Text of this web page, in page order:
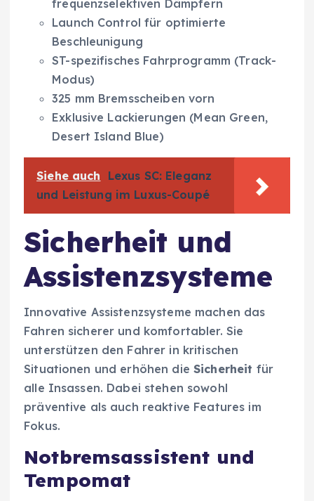
frequenzselektiven Dämpfern
Launch Control für optimierte
Beschleunigung
ST-spezifisches Fahrprogramm (Track-
Modus)
325 mm Bremsscheiben vorn
Exklusive Lackierungen (Mean Green,
Desert Island Blue)
Siehe auch
Lexus SC: Eleganz
und Leistung im Luxus-Coupé
Sicherheit und
Assistenzsysteme
Innovative Assistenzsysteme machen das
Fahren sicherer und komfortabler. Sie
unterstützen den Fahrer in kritischen
Situationen und erhöhen dieSicherheit für
alle Insassen. Dabei stehen sowohl
präventive als auch reaktive Features im
Fokus.
Notbremsassistent und
Tempomat